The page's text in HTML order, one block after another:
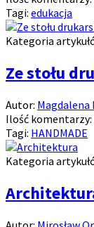
Tagi: edukacja
Kategoria
Ze stołu
Autor: Magdalena
Ilość komentarzy:
Tagi: HANDMADE
Kategoria